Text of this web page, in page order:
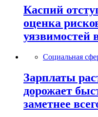
Каспий
оценка
уязвимостей
Социальная
Зарплаты
дорожает
заметнее